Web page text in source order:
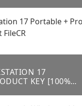
17
KEY [100%